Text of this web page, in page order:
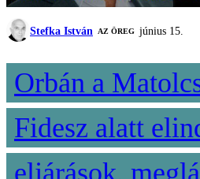
Stefka István AZ ÖREG június 15.
Orbán a
Fidesz alatt
eljárások,